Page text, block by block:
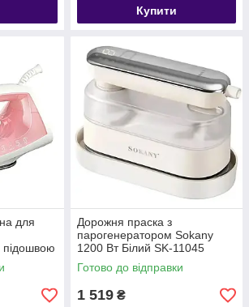
Купити
для
підошвою
Дорожня праска з
парогенератором Sokany
1200 Вт Білий SK-11045
Готово до відправки
1 519 ₴